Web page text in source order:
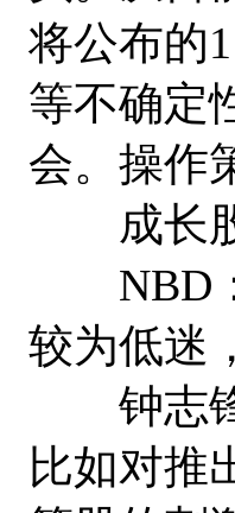
将公布的
等不确定
会。操作
成长股
NBD：
较为低迷
钟志锋
比如对推